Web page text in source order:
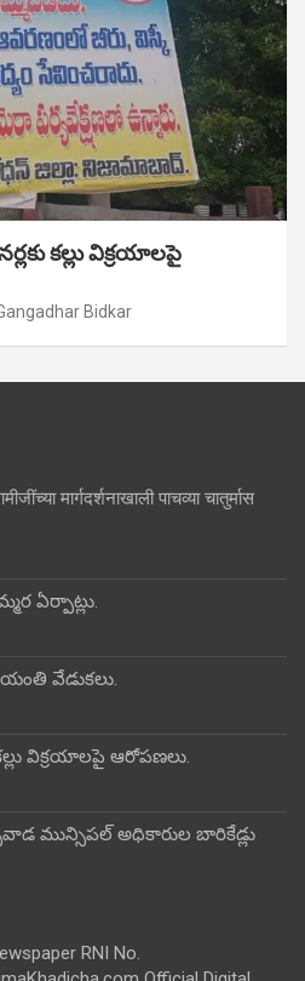
కల్లు విక్రయాలపై
Bidkar
मार्गदर्शनाखाली पाचव्या चातुर्मास
ఏర్పాట్లు.
వేడుకలు.
విక్రయాలపై ఆరోపణలు.
మున్సిపల్ అధికారుల బారికేడ్లు
RNI No.